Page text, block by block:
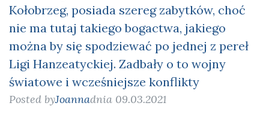
Kołobrzeg, posiada szereg zabytków, choć
nie ma tutaj takiego bogactwa, jakiego
można by się spodziewać po jednej z pereł
Ligi Hanzeatyckiej. Zadbały o to wojny
światowe i wcześniejsze konflikty
Posted byJoannadnia 09.03.2021